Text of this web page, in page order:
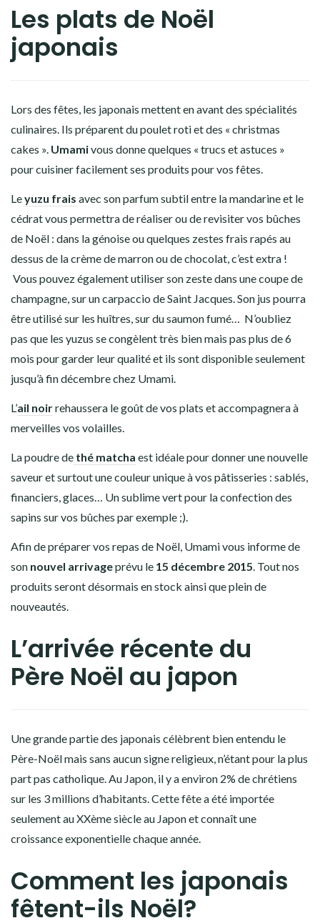
Les plats de Noël
japonais
Lors des fêtes, les japonais mettent en avant des spécialités
culinaires. Ils préparent du poulet roti et des « christmas
cakes ». Umamivous donne quelques « trucs et astuces »
pour cuisiner facilement ses produits pour vos fêtes.
Leyuzu frais avec son parfum subtil entre la mandarine et le
cédrat vous permettra de réaliser ou de revisiter vos bûches
de Noël : dans la génoise ou quelques zestes frais rapés au
dessus de la crème de marron ou de chocolat, c’est extra !
Vous pouvez également utiliser son zeste dans une coupe de
champagne, sur un carpaccio de Saint Jacques. Son jus pourra
être utilisé sur les huîtres, sur du saumon fumé… N’oubliez
pas que les yuzus se congèlent très bien mais pas plus de 6
mois pour garder leur qualité et ils sont disponible seulement
jusqu’à fin décembre chez Umami.
L’ail noirrehaussera le goût de vos plats et accompagnera à
merveilles vos volailles.
La poudre de thé matcha est idéale pour donner une nouvelle
saveur et surtout une couleur unique à vos pâtisseries : sablés,
financiers, glaces… Un sublime vert pour la confection des
sapins sur vos bûches par exemple ;).
Afin de préparer vos repas de Noël, Umami vous informe de
son nouvel arrivageprévu le 15 décembre 2015 . Tout nos
produits seront désormais en stock ainsi que plein de
nouveautés.
L’arrivée récente du
Père Noël au japon
Une grande partie des japonais célèbrent bien entendu le
Père-Noël mais sans aucun signe religieux, n’étant pour la plus
part pas catholique. Au Japon, il y a environ 2% de chrétiens
sur les 3 millions d’habitants. Cette fête a été importée
seulement au XXème siècle au Japon et connaît une
croissance exponentielle chaque année.
Comment les japonais
fêtent-ils Noël?